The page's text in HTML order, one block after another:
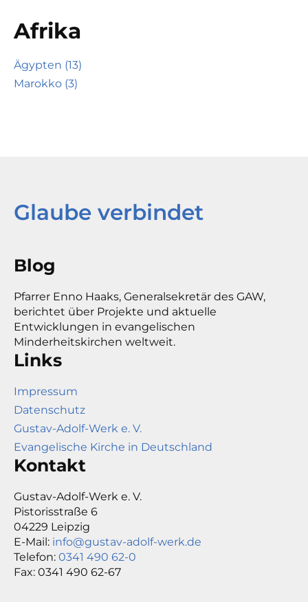
Afrika
Ägypten (13)
Marokko (3)
Glaube verbindet
Blog
Pfarrer Enno Haaks, Generalsekretär des GAW,
berichtet über Projekte und aktuelle
Entwicklungen in evangelischen
Minderheitskirchen weltweit.
Links
Impressum
Datenschutz
Gustav-Adolf-Werk e. V.
Evangelische Kirche in Deutschland
Kontakt
Gustav-Adolf-Werk e. V.
Pistorisstraße 6
04229 Leipzig
E-Mail: info@gustav-adolf-werk.de
Telefon: 0341 490 62-0
Fax: 0341 490 62-67